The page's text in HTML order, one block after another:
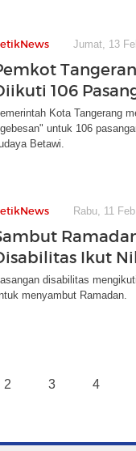
Jumat, 13
106
Kota Tangerang
untuk 106
Betawi.
Rabu, 11
Ikut
disabilitas
menyambut Ramadan.
2 3 4